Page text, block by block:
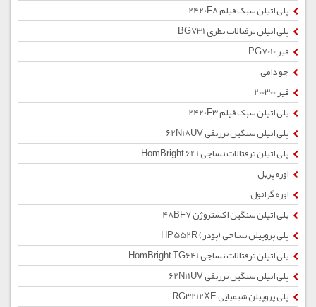
پلی اتیلن سبک فیلم 2420F8
پلی اتیلن ترفتالات بطری BG731
قیر PG7010
جو دامی
قیر 200300
پلی اتیلن سبک فیلم 2420F3
پلی اتیلن سنگین تزریقی 62N18UV
پلی اتیلن ترفتالات نساجی HomBright 641
اوره پریل
اوره گرانول
پلی اتیلن سنگین اکستروژن 48BF7
پلی پروپیلن نساجی (پودر) HP552R
پلی اتیلن ترفتالات نساجی HomBright TG641
پلی اتیلن سنگین تزریقی 62N11UV
پلی پروپیلن شیمیایی RG3212XE